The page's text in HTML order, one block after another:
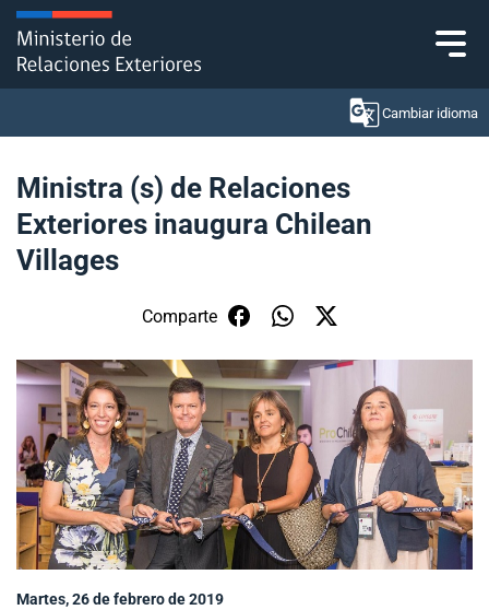
Click acá para ir directamente al contenido
Cambiar idioma
Ministerio
Política Exterior
Embajadas y consulados
Servicios ciudadanos
Subsecretaría de Relaciones Económicas
Internacionales
Sala de prensa
Ministra (s) de Relaciones
Exteriores inaugura Chilean
Villages
Comparte
Martes, 26 de febrero de 2019